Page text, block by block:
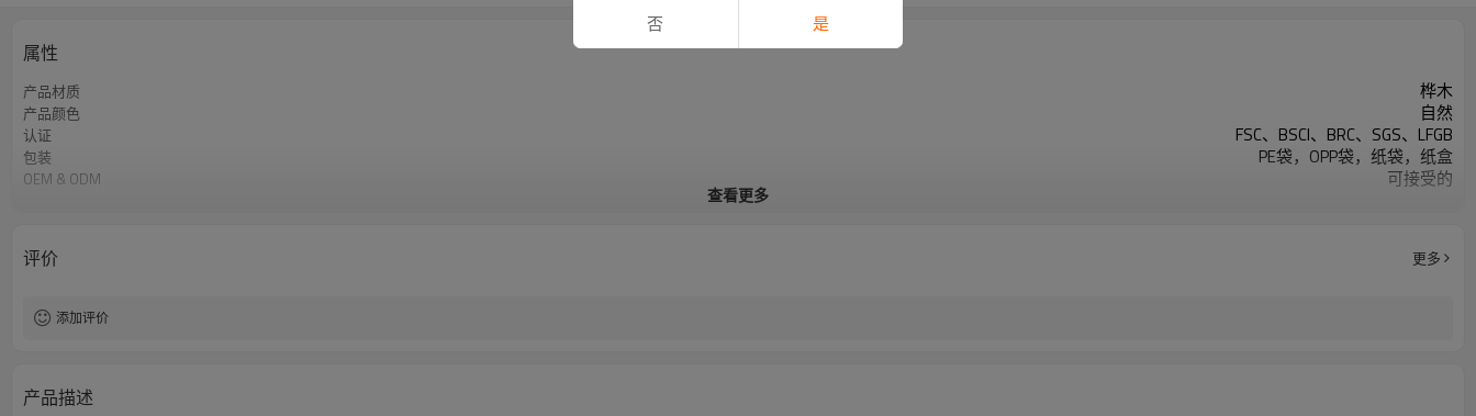
属性
产品材质 桦木
产品颜色 自然
认证 FSC、BSCI、BRC、SGS、LFGB
包装 PE袋，OPP袋，纸袋，纸盒
OEM & ODM 可接受的
用法
最小起订量 每款 100,000 支
查看更多
评价 更多
添加评价
产品描述
否 是